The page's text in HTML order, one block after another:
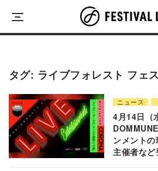
content
タグ: ライブフォレスト フェス
ニュース
4月14日（
ンメント
主催者など